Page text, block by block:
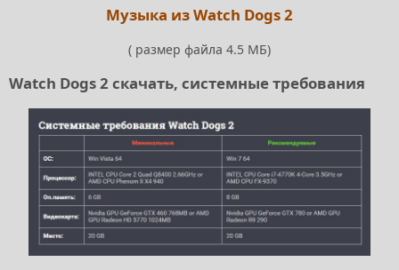
Музыка из Watch Dogs 2
( размер файла 4.5 МБ)
Watch Dogs 2 скачать, системные требования